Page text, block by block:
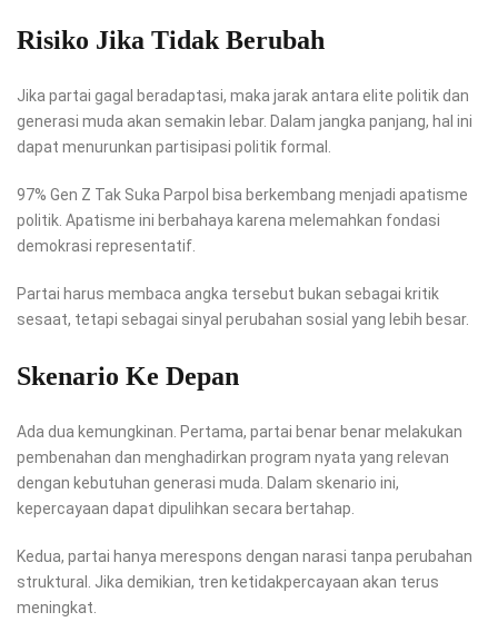
Risiko Jika Tidak Berubah
Jika partai gagal beradaptasi, maka jarak antara elite politik dan
generasi muda akan semakin lebar. Dalam jangka panjang, hal ini
dapat menurunkan partisipasi politik formal.
97% Gen Z Tak Suka Parpol bisa berkembang menjadi apatisme
politik. Apatisme ini berbahaya karena melemahkan fondasi
demokrasi representatif.
Partai harus membaca angka tersebut bukan sebagai kritik
sesaat, tetapi sebagai sinyal perubahan sosial yang lebih besar.
Skenario Ke Depan
Ada dua kemungkinan. Pertama, partai benar benar melakukan
pembenahan dan menghadirkan program nyata yang relevan
dengan kebutuhan generasi muda. Dalam skenario ini,
kepercayaan dapat dipulihkan secara bertahap.
Kedua, partai hanya merespons dengan narasi tanpa perubahan
struktural. Jika demikian, tren ketidakpercayaan akan terus
meningkat.